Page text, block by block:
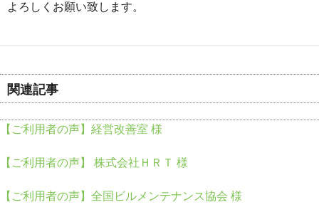
よろしくお願い致します。
関連記事
【ご利用者の声】経営改善室 様
【ご利用者の声】 株式会社ＨＲＴ 様
【ご利用者の声】全国ビルメンテナンス協会 様